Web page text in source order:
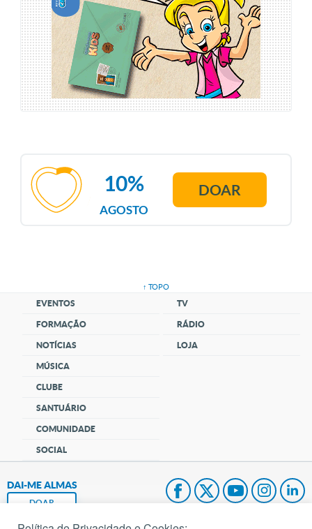
AGOSTO
10% DOAR
↑ TOPO
EVENTOS
FORMAÇÃO
NOTÍCIAS
MÚSICA
CLUBE
SANTUÁRIO
COMUNIDADE
SOCIAL
TV
RÁDIO
LOJA
DAI-ME ALMAS
DOAR